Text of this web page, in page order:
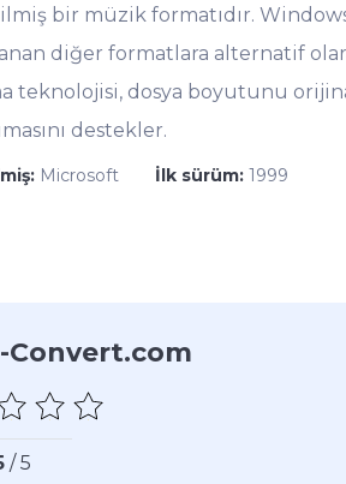
bir müzik formatıdır.
diğer formatlara alternatif
teknolojisi, dosya boyutunu
destekler.
Microsoft İlk sürüm: 1999
Convert.com
/ 5